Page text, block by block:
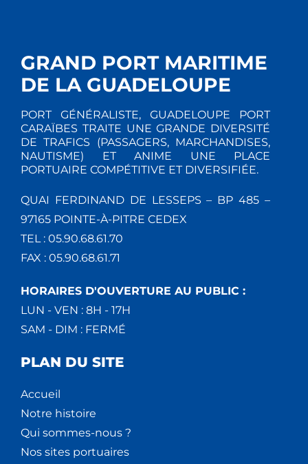
GRAND PORT MARITIME
DE LA GUADELOUPE
PORT GÉNÉRALISTE, GUADELOUPE PORT
CARAÏBES TRAITE UNE GRANDE DIVERSITÉ
DE TRAFICS (PASSAGERS, MARCHANDISES,
NAUTISME) ET ANIME UNE PLACE
PORTUAIRE COMPÉTITIVE ET DIVERSIFIÉE.
QUAI FERDINAND DE LESSEPS – BP 485 –
97165 POINTE-À-PITRE CEDEX
TEL : 05.90.68.61.70
FAX : 05.90.68.61.71
HORAIRES D'OUVERTURE AU PUBLIC :
LUN - VEN : 8H - 17H
SAM - DIM : FERMÉ
PLAN DU SITE
Accueil
Notre histoire
Qui sommes-nous ?
Nos sites portuaires